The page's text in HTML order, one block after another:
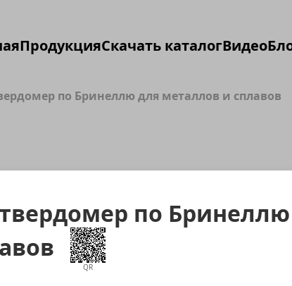
ПродукцияСкачать каталогВидео
по Бринеллю для металлов и сплавов
по
QR